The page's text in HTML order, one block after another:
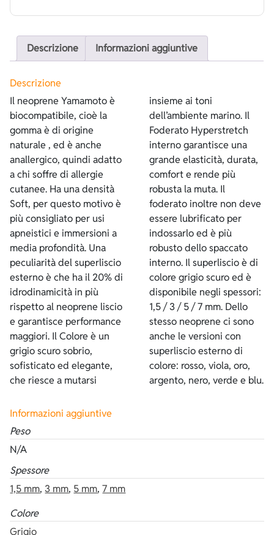
Descrizione Informazioni aggiuntive
Descrizione
Il neoprene Yamamoto è
biocompatibile, cioè la
gomma è di origine
naturale , ed è anche
anallergico, quindi adatto
a chi soffre di allergie
cutanee. Ha una densità
Soft, per questo motivo è
più consigliato per usi
apneistici e immersioni a
media profondità. Una
peculiarità del superliscio
esterno è che ha il 20% di
idrodinamicità in più
rispetto al neoprene liscio
e garantisce performance
maggiori. Il Colore è un
grigio scuro sobrio,
sofisticato ed elegante,
che riesce a mutarsi
insieme ai toni
dell’ambiente marino. Il
Foderato Hyperstretch
interno garantisce una
grande elasticità, durata,
comfort e rende più
robusta la muta. Il
foderato inoltre non deve
essere lubrificato per
indossarlo ed è più
robusto dello spaccato
interno. Il superliscio è di
colore grigio scuro ed è
disponibile negli spessori:
1,5 / 3 / 5 / 7 mm. Dello
stesso neoprene ci sono
anche le versioni con
superliscio esterno di
colore: rosso, viola, oro,
argento, nero, verde e blu.
Informazioni aggiuntive
Peso
N/A
Spessore
1,5 mm,3 mm, 5 mm,7 mm
Colore
Grigio